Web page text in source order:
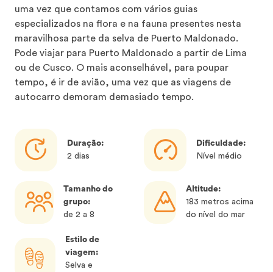
uma vez que contamos com vários guias
especializados na flora e na fauna presentes nesta
maravilhosa parte da selva de Puerto Maldonado.
Pode viajar para Puerto Maldonado a partir de Lima
ou de Cusco. O mais aconselhável, para poupar
tempo, é ir de avião, uma vez que as viagens de
autocarro demoram demasiado tempo.
Duração:
2 dias
Dificuldade:
Nível médio
Tamanho do
grupo:
de 2 a 8
Altitude:
183 metros acima
do nível do mar
Estilo de
viagem:
Selva e